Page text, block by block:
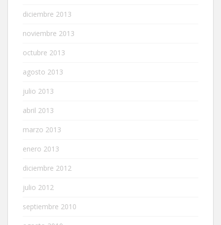
diciembre 2013
noviembre 2013
octubre 2013
agosto 2013
julio 2013
abril 2013
marzo 2013
enero 2013
diciembre 2012
julio 2012
septiembre 2010